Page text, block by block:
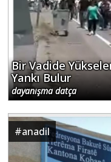
Bir Vadide
Yankı Bulur
dayanışma datça
#anadil